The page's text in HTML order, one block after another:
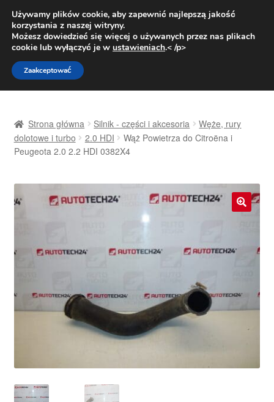
DOSTAWA od 31 zł
Pn.-pt. 9:00-16:00800 003 167
Przejdź
do
nawigacji
Przejdź
do
treści
Dostawa
Kontakt
Płatności
Polityka prywatności
Skarga
Strona główna Silnik - części i akcesoria
Węże, rury
dolotowe i turbo
2.0 HDI
Wąż Powietrza do Citroëna i
Peugeota 2.0 2.2 HDI 0382X4
Używamy plików cookie, aby zapewnić najlepszą jakość
korzystania z naszej witryny.
Możesz dowiedzieć się więcej o używanych przez nas plikach
cookie lub wyłączyć je w ustawieniach.< /p>
Zaakceptować